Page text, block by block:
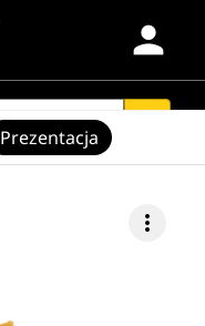
person
more_vert
Prezentacja